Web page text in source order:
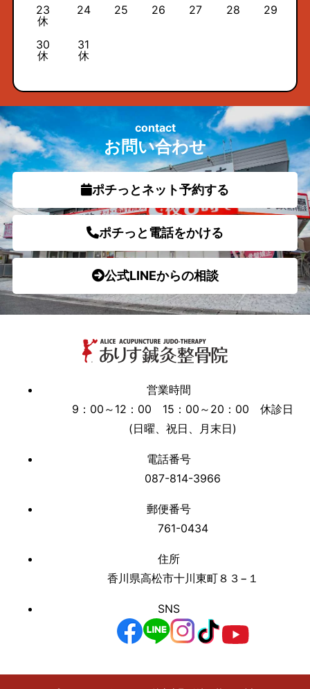
23
休
24 25 26 27 28 29
30
休
31
休
お問い合わせ
contact
ポチっとネット予約する
ポチっと電話をかける
公式LINEからの相談
営業時間
9：00～12：00 15：00～20：00 休診日
(日曜、祝日、月末日)
電話番号
087-814-3966
郵便番号
761-0434
住所
香川県高松市十川東町８３−１
SNS